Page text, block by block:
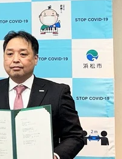
料金
や運用コストを
介します
くみる
よ
お客
ご